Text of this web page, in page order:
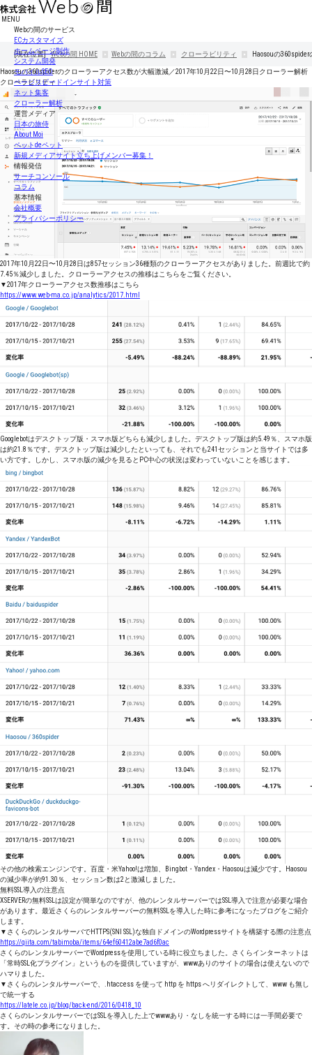
[現在位置] Webの間 HOME Webの間のコラム クローラビリティ Haosouの
Haosouの360spiderのクローラーアクセス数が大幅激減／2017年10月22日〜10月28日クローラー解析
クローラビリティ
2017年10月22日〜10月28日は857セッション36種類のクローラーアクセスがありました。前週比で約
7.45％減少しました。クローラーアクセスの推移はこちらをご覧ください。
▼2017年クローラーアクセス数推移はこちら
https://www.web-ma.co.jp/analytics/2017.html
Googlebotはデスクトップ版・スマホ版どちらも減少しました。デスクトップ版は約5.49％、スマホ版
は約21.8％です。デスクトップ版は減少したといっても、それでも241セッションと当サイトでは多
い方です。しかし、スマホ版の減少を見るとPC中心の状況は変わっていないことを感じます。
その他の検索エンジンです。百度・米Yahoo!は増加、Bingbot・Yandex・Haosouは減少です。Haosou
の減少率が約91.30％、セッション数は2と激減しました。
無料SSL導入の注意点
XSERVERの無料SSLは設定が簡単なのですが、他のレンタルサーバーではSSL導入で注意が必要な場合
があります。最近さくらのレンタルサーバーの無料SSLを導入した時に参考になったブログをご紹介
します。
▼さくらのレンタルサーバでHTTPS(SNI SSL)な独自ドメインのWordpressサイトを構築する際の注意点
https://qiita.com/tabimoba/items/64ef60412abe7ad6f0ac
さくらのレンタルサーバーでWordpressを使用している時に役立ちました。さくらインターネットは
「常時SSL化プラグイン」というものを提供していますが、wwwありのサイトの場合は使えないので
ハマりました。
▼さくらのレンタルサーバーで、.htaccess を使って http を https へリダイレクトして、www も無し
で統一する
https://latele.co.jp/blog/back-end/2016/0418_10
さくらのレンタルサーバーではSSLを導入した上でwwwあり・なしを統一する時には一手間必要で
す。その時の参考になりました。
MENU
Webの間のサービス
ECカスタマイズ
ホームページ制作
システム開発
モバイルSEO
ページスピードインサイト対策
ネット集客
クローラー解析
運営メディア
日本の旅侍
About Moi
ペットdeペット
新規メディアサイト立ち上げメンバー募集！
情報発信
サーチコンソール
コラム
基本情報
会社概要
プライバシーポリシー